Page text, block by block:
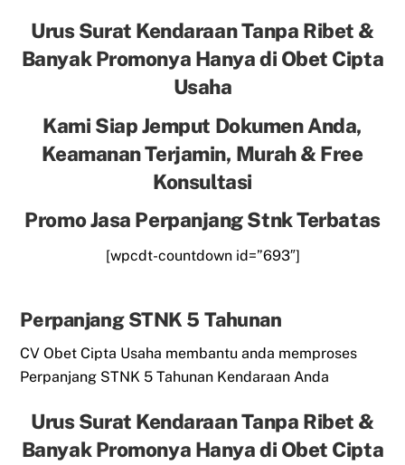
Urus Surat Kendaraan Tanpa Ribet &
Banyak Promonya Hanya di Obet Cipta
Usaha
Kami Siap Jemput Dokumen Anda,
Keamanan Terjamin, Murah & Free
Konsultasi
Promo Jasa Perpanjang Stnk Terbatas
[wpcdt-countdown id=”693″]
Perpanjang STNK 5 Tahunan
CV Obet Cipta Usaha membantu anda memproses
Perpanjang STNK 5 Tahunan Kendaraan Anda
Urus Surat Kendaraan Tanpa Ribet &
Banyak Promonya Hanya di Obet Cipta